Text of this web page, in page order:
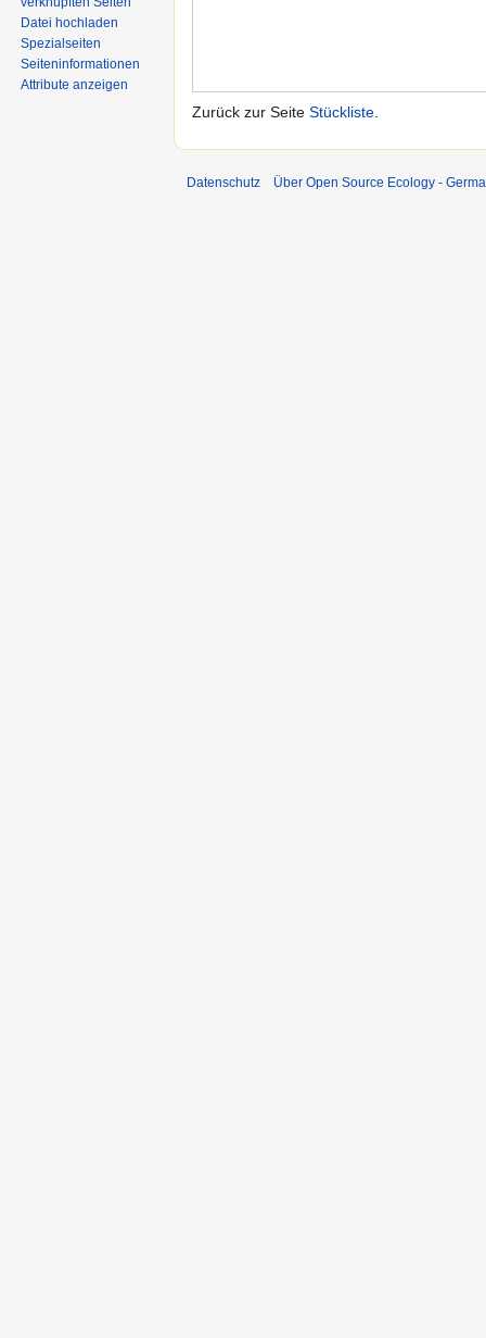
Zurück zur Seite Stückliste.
Datei hochladen
Spezialseiten
Seiten­informationen
Attribute anzeigen
Datenschutz Über Open Source Ecology -